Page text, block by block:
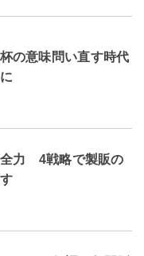
の意味問い直す時代
全力 4戦略で製販の